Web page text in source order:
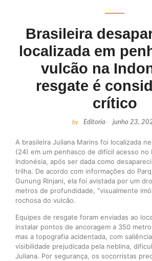
Brasileira
localizada em
vulcão na
resgate é
crítico
by Editoria- junho 23,
A brasileira Juliana Marins foi localizada
(24) em um penhasco de difícil acesso no
Indonésia, após ser dada como
trilha. De acordo com informações do
Gunung Rinjani, ela foi avistada por um
metros de profundidade, “visualmente
rochosa do vulcão.
Equipes de resgate foram enviadas ao
instalar pontos de ancoragem a 350
mas a topografia acidentada, com
visibilidade prejudicada pela neblina,
Juliana. Por segurança, os socorristas